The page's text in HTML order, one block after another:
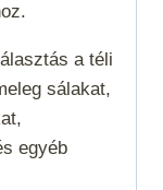
a téli
sálakat,
egyéb